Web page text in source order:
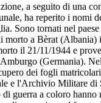
a seguito di una
ha reperito i nomi
Sono tornati nel
morto a Bèrat (Albania)
il 21/11/1944 e
(Germania).
dei fogli
e l'Archivio Militare di
guerra a coloro